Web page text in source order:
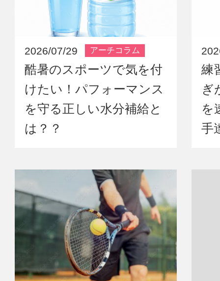
2026/07/29 アーチコラム
酷暑のスポーツで気を付
けたい！パフォーマンス
を守る正しい水分補給と
は？？
練
ぎ
を
手